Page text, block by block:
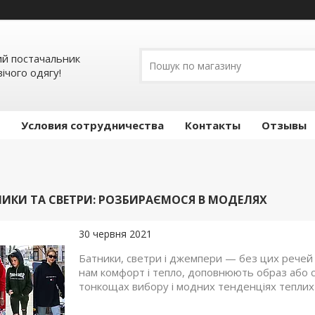
постачальник
одягу!
Условия сотрудничества Контакты Отзывы
ТА СВЕТРИ: РОЗБИРАЄМОСЯ В МОДЕЛЯХ
30 червня 2021
Батники, светри і джемпери — без цих речей
нам комфорт і тепло, доповнюють образ або
тонкощах вибору і модних тенденціях